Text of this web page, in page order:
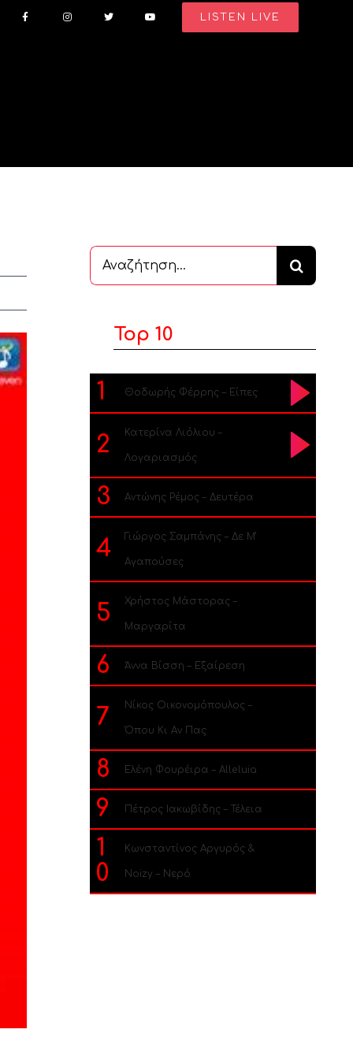
LISTEN LIVE
Αναζήτηση
...
Top 10
1 Θοδωρής Φέρρης – Είπες
2 Κατερίνα Λιόλιου –
Λογαριασμός
3 Αντώνης Ρέμος – Δευτέρα
4 Γιώργος Σαμπάνης – Δε Μ’
Αγαπούσες
5 Χρήστος Μάστορας –
Μαργαρίτα
6 Άννα Βίσση – Εξαίρεση
7 Νίκος Οικονομόπουλος –
Όπου Κι Αν Πας
8 Ελένη Φουρέιρα – Alleluia
9 Πέτρος Ιακωβίδης – Τέλεια
1
0
Κωνσταντίνος Αργυρός &
Noizy – Νερό